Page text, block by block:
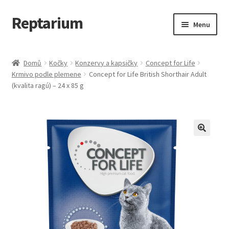
Přeskočit
na
Přejít
k
webu
Reptarium Menu
Košík
Vše pro kočky
Domů Kočky Konzervy a kapsičky
Concept for Life
Krmivo podle plemene
Concept for Life British Shorthair Adult
(kvalita ragú) – 24 x 85 g